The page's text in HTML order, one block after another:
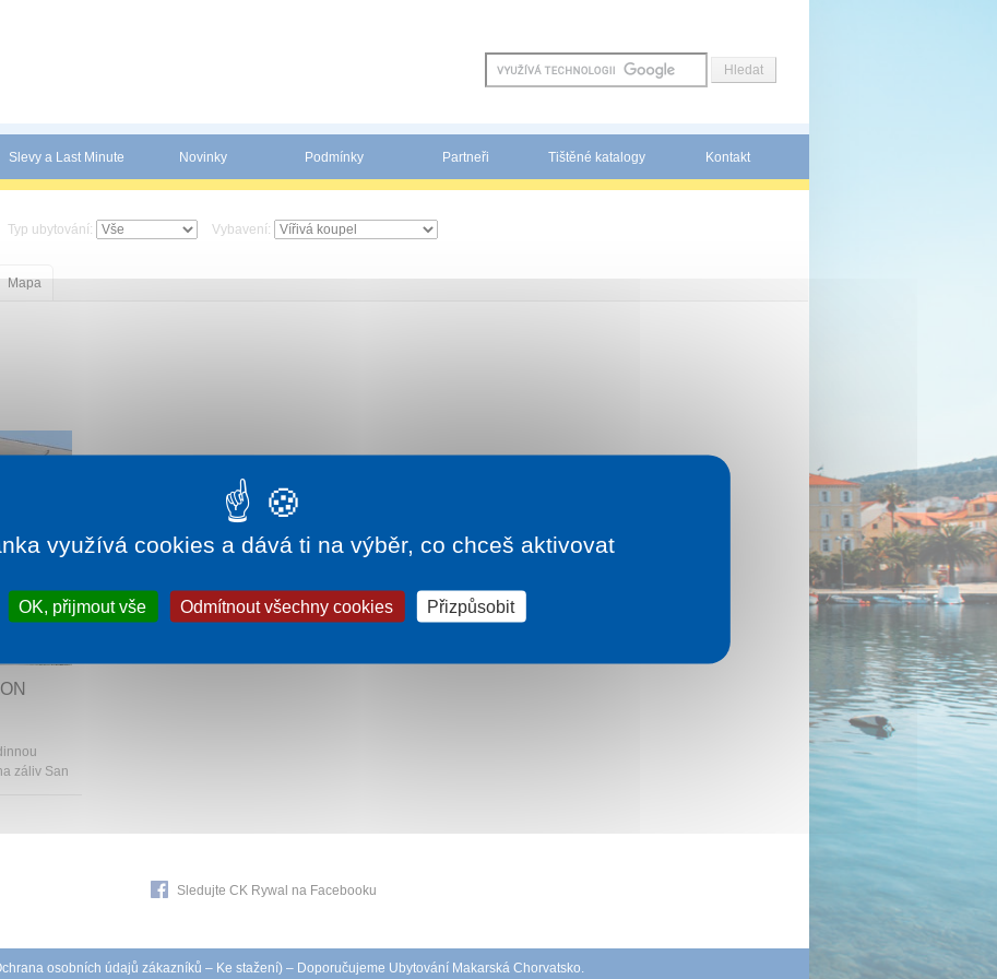
Slevy a Last Minute Novinky Podmínky Partneři Tištěné katalogy Kontakt
Typ ubytování: Vybavení:
Mapa
záliv San
Sledujte CK Rywal na Facebooku
osobních údajů zákazníků – Ke stažení) – Doporučujeme Ubytování Makarská Chorvatsko.
využívá cookies a dává ti na výběr, co chceš aktivovat
OK, přijmout vše Odmítnout všechny cookies Přizpůsobit